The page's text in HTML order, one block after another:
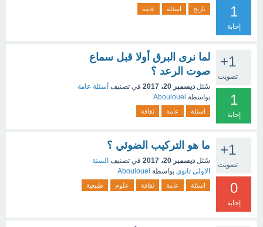
1
إجابة
تاريخ اسئلة عامة
+1
تصويت
1
إجابة
لما نرى البرق أولا قبل سماع
صوت الرعد ؟
سُئل ديسمبر 20، 2017 في تصنيف أسئلة عامة
بواسطة Aboulouei
اسئلة عامة ثقافة
+1
تصويت
0
إجابة
ما هو التركيب الضوئي ؟
سُئل ديسمبر 20، 2017 في تصنيف السنة
الاولى ثانوي بواسطة Aboulouei
اسئلة عامة ثقافة علوم طبيعية